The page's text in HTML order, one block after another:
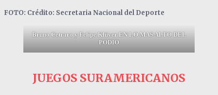
FOTO: Crédito: Secretaria Nacional del Deporte
Bruno Cetraro y Felipe Klüver EN LO MAS ALTO DEL
PODIO
JUEGOS SURAMERICANOS